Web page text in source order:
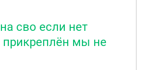
сво если нет
прикреплён мы не